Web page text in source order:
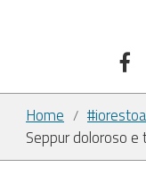
Home /
Seppur doloroso